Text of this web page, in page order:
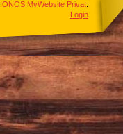
IONOS MyWebsite Privat
Login